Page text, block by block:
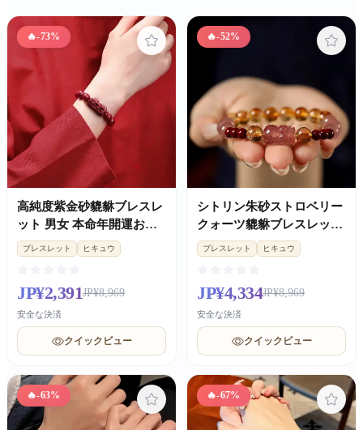
🔥-73%
高純度紫金砂貔貅ブレスレ
ット 男女 本命年開運お守
りギフト
ブレスレット ヒキュウ
JP¥2,391JP¥8,969
安全な決済
クイックビュー
🔥-52%
シトリン朱砂ストロベリー
クォーツ貔貅ブレスレット
金運開運レディース
ブレスレット ヒキュウ
JP¥4,334JP¥8,969
安全な決済
クイックビュー
🔥-63% 🔥-67%